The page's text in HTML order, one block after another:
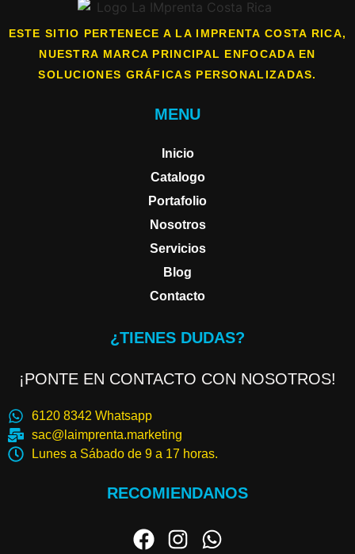
ESTE SITIO PERTENECE A LA IMPRENTA COSTA RICA,
NUESTRA MARCA PRINCIPAL ENFOCADA EN
SOLUCIONES GRÁFICAS PERSONALIZADAS.
MENU
Inicio
Catalogo
Portafolio
Nosotros
Servicios
Blog
Contacto
¿TIENES DUDAS?
¡PONTE EN CONTACTO CON NOSOTROS!
6120 8342 Whatsapp
sac@laimprenta.marketing
Lunes a Sábado de 9 a 17 horas.
RECOMIENDANOS